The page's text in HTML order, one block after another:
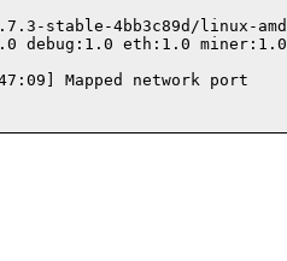
stable-4bb3c89d/linux-
debug:1.0 eth:1.0
Mapped network